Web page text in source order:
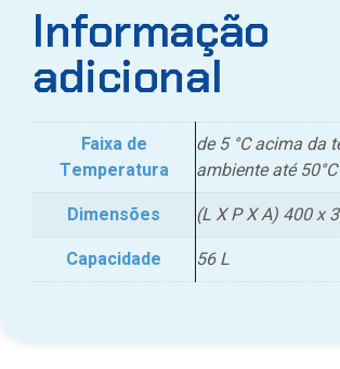
Informação
adicional
Faixa de
Temperatura
de 5 °C acima da
ambiente até 50°C
Dimensões
(L X P X A) 400 x
Capacidade
56 L